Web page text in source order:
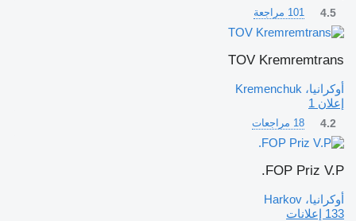
4.5 101 مراجعة
TOV Kremremtrans
أوكرانيا، Kremenchuk
إعلان 1
4.2 18 مراجعات
FOP Priz V.P.
أوكرانيا، Harkov
133 إعلانات